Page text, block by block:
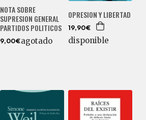
NOTA SOBRE
SUPRESION GENERAL
PARTIDOS POLITICOS
9,00€agotado
OPRESION Y LIBERTAD
19,90€
disponible